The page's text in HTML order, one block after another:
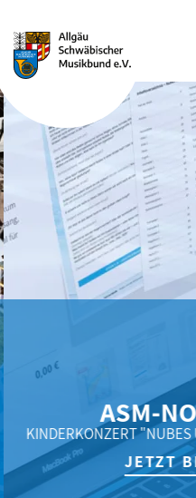
ASM-
KINDERKONZERT "NUBES
JETZT